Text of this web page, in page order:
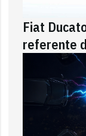
Fiat
referente